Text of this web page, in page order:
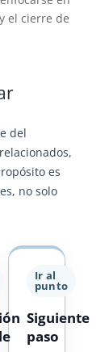
el cierre de
del
es
no solo
Ir al
punto
Siguiente
paso